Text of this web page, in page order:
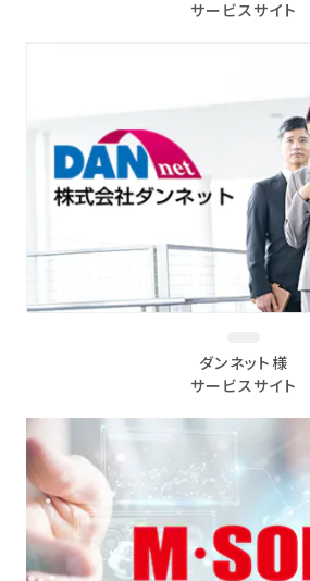
サービスサイト
ダンネット様
サービスサイト